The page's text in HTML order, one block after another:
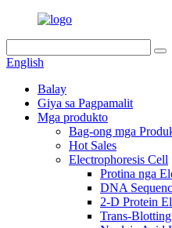
English
Balay
Giya sa Pagpamalit
Mga produkto
Bag-ong mga
Hot Sales
Electrophoresis Cell
Protina nga
DNA
2-D Protein
Trans-